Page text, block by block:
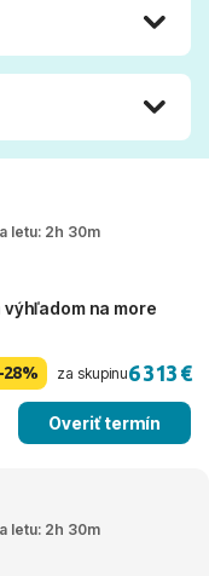
letu: 2h 30m
na more
-28% za skupinu6 313 €
Overiť termín
letu: 2h 30m